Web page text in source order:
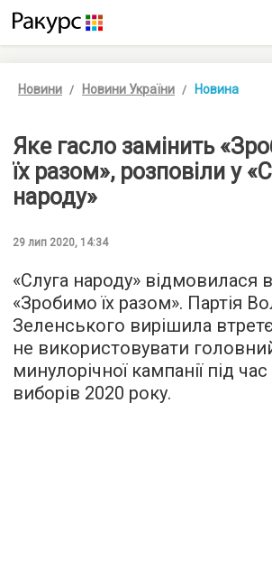
Новини Новини України Новина
Яке гасло замінить
їх разом», розповіли у
народу»
29 лип 2020, 14:34
«Слуга народу» відмовилася
«Зробимо їх разом». Партія
Зеленського вирішила втретє
не використовувати
минулорічної кампанії під
виборів 2020 року.